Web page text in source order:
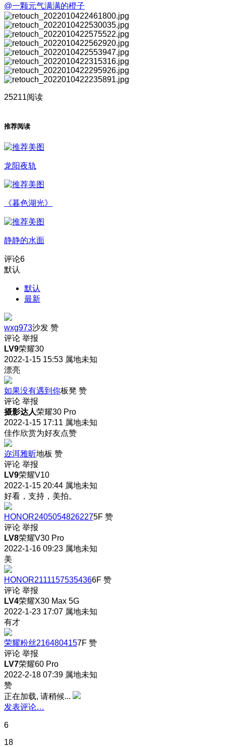
@一颗元气满满的橙子
25211阅读
推荐阅读
龙阳夜轨
《暮色湖光》
静静的水面
评论6
默认
默认
最新
wxg973沙发 赞
评论 举报
LV9荣耀30
2022-1-15 15:53 属地未知
漂亮
如果没有遇到你板凳 赞
评论 举报
摄影达人荣耀30 Pro
2022-1-15 17:11 属地未知
佳作欣赏为好友点赞
迩洱雅昕地板 赞
评论 举报
LV9荣耀V10
2022-1-15 20:44 属地未知
好看，支持，美拍。
HONOR24050548262275F 赞
评论 举报
LV8荣耀V30 Pro
2022-1-16 09:23 属地未知
美
HONOR21111575354366F 赞
评论 举报
LV4荣耀X30 Max 5G
2022-1-23 17:07 属地未知
有才
荣耀粉丝2164804157F 赞
评论 举报
LV7荣耀60 Pro
2022-2-18 07:39 属地未知
赞
正在加载, 请稍候...
发表评论…
6
18